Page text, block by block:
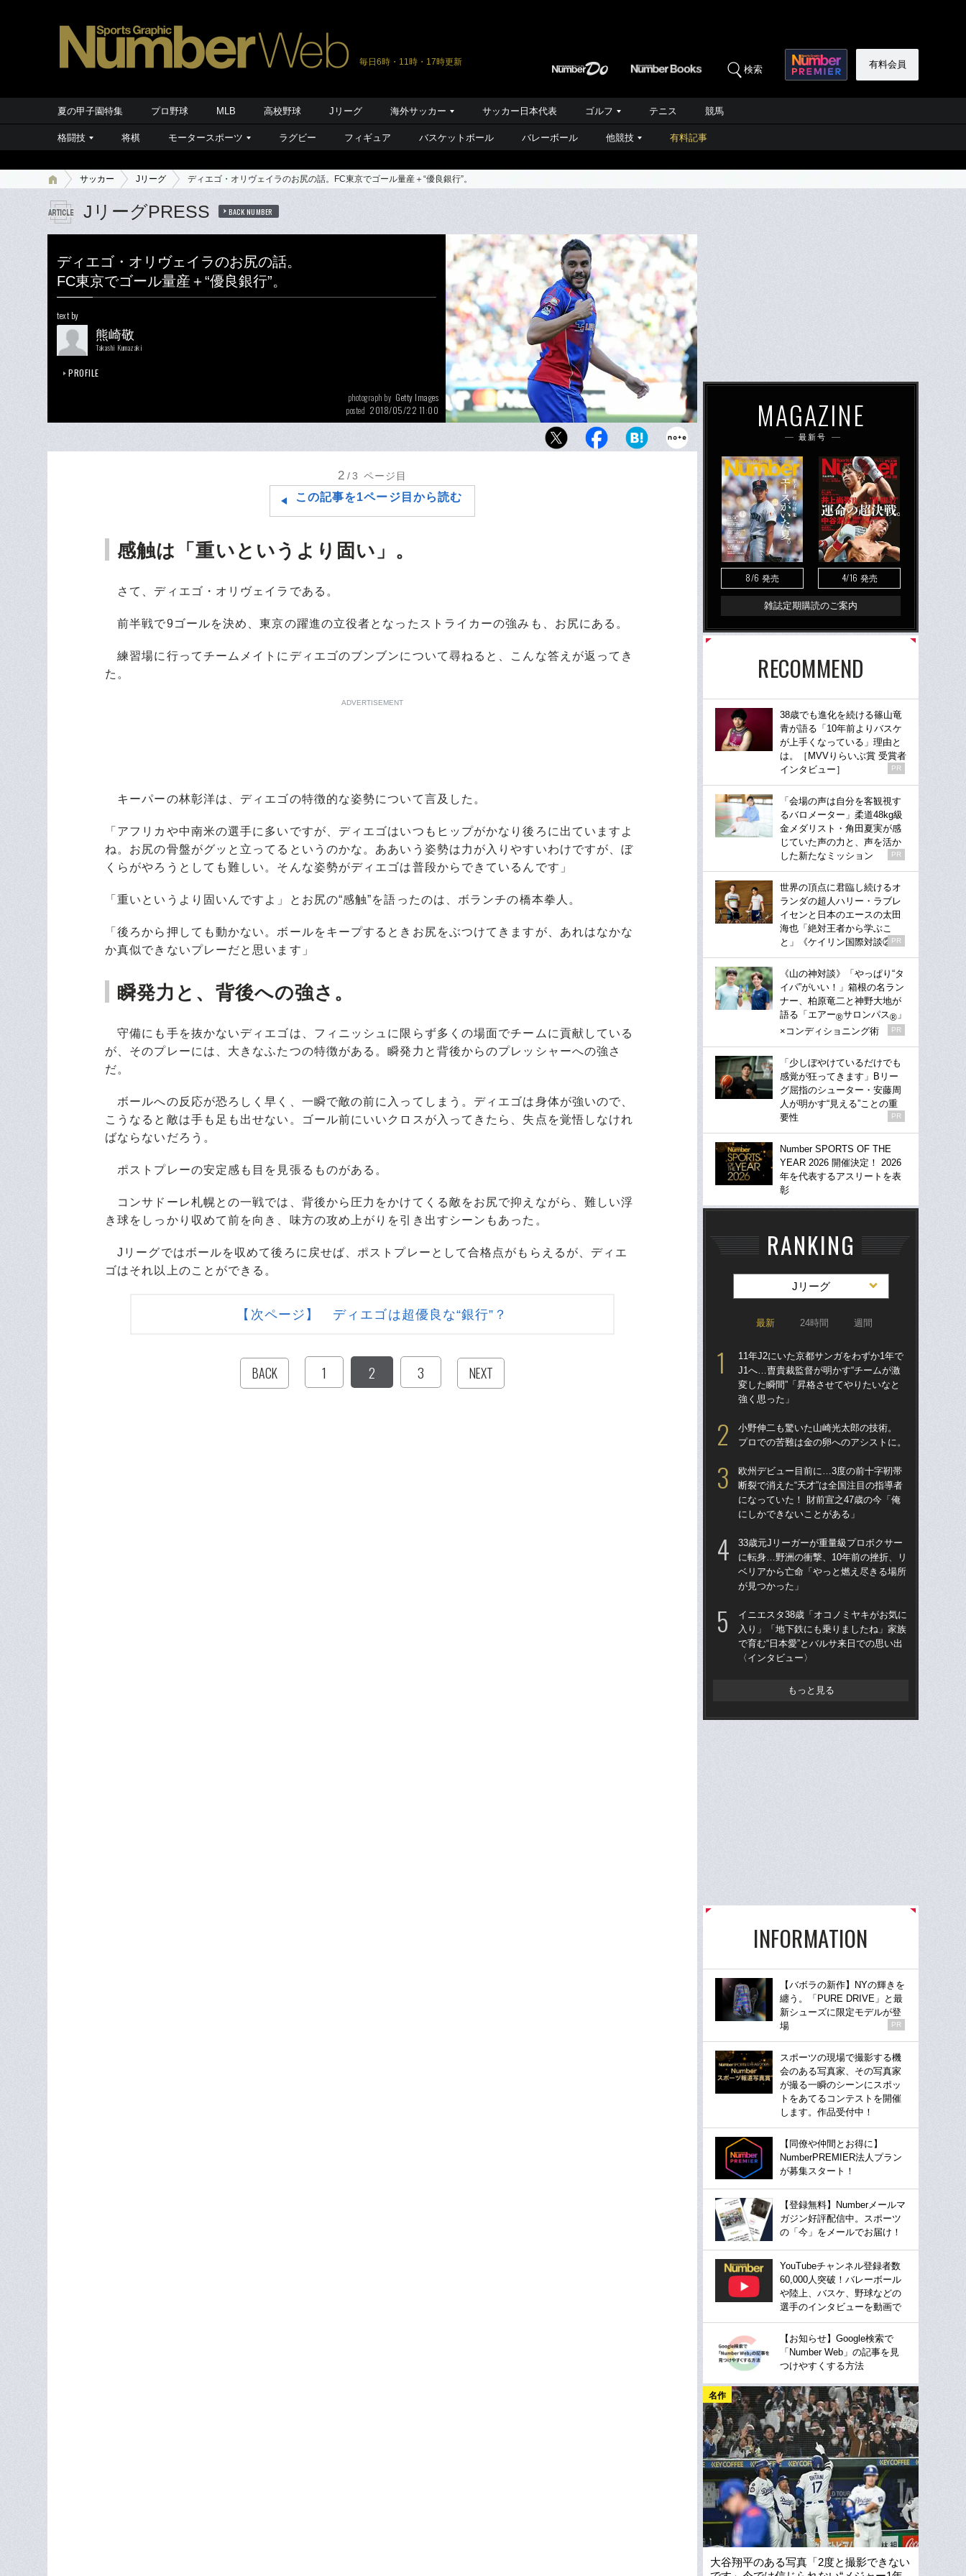
毎日6時・11時・17時更新
検索 有料会員
夏の甲子園特集 プロ野球 MLB 高校野球 Jリーグ 海外サッカー サッカー日本代表 ゴルフ テニス 競馬
格闘技 将棋 モータースポーツ ラグビー フィギュア バスケットボール バレーボール 他競技 有料記事
サッカー Jリーグ ディエゴ・オリヴェイラのお尻の話。FC東京でゴール量産＋“優良銀行”。
JリーグPRESS BACK NUMBER
ディエゴ・オリヴェイラのお尻の話。
FC東京でゴール量産＋“優良銀行”。
text by
熊崎敬
Takashi Kumazaki
PROFILE
photograph by Getty Images
posted 2018/05/22 11:00
ブラジルと言えば技術、そしてお尻。ディエゴの力強いプ
2 /3 ページ目
この記事を1ページ目から読む
感触は「重いというより固い」。
さて、ディエゴ・オリヴェイラである。
前半戦で9ゴールを決め、東京の躍進の立役者となったストライカーの強みも、お尻にある。
練習場に行ってチームメイトにディエゴのブンブンについて尋ねると、こんな答えが返ってき
た。
ADVERTISEMENT
キーパーの林彰洋は、ディエゴの特徴的な姿勢について言及した。
「アフリカや中南米の選手に多いですが、ディエゴはいつもヒップがかなり後ろに出ていますよ
ね。お尻の骨盤がグッと立ってるというのかな。ああいう姿勢は力が入りやすいわけですが、ぼ
くらがやろうとしても難しい。そんな姿勢がディエゴは普段からできているんです」
「重いというより固いんですよ」とお尻の“感触”を語ったのは、ボランチの橋本拳人。
「後ろから押しても動かない。ボールをキープするときお尻をぶつけてきますが、あれはなかな
か真似できないプレーだと思います」
瞬発力と、背後への強さ。
守備にも手を抜かないディエゴは、フィニッシュに限らず多くの場面でチームに貢献している
が、そのプレーには、大きなふたつの特徴がある。瞬発力と背後からのプレッシャーへの強さ
だ。
ボールへの反応が恐ろしく早く、一瞬で敵の前に入ってしまう。ディエゴは身体が強いので、
こうなると敵は手も足も出せない。ゴール前にいいクロスが入ってきたら、失点を覚悟しなけれ
ばならないだろう。
ポストプレーの安定感も目を見張るものがある。
コンサドーレ札幌との一戦では、背後から圧力をかけてくる敵をお尻で抑えながら、難しい浮
き球をしっかり収めて前を向き、味方の攻め上がりを引き出すシーンもあった。
Jリーグではボールを収めて後ろに戻せば、ポストプレーとして合格点がもらえるが、ディエ
ゴはそれ以上のことができる。
【次ページ】 ディエゴは超優良な“銀行”？
BACK 1 2 3 NEXT
MAGAZINE
最新号
8/6 発売 4/16 発売
雑誌定期購読のご案内
RECOMMEND
38歳でも進化を続ける篠山竜
青が語る「10年前よりバスケ
が上手くなっている」理由と
は。［MVVりらいぶ賞 受賞者
インタビュー］
PR
「会場の声は自分を客観視す
るバロメーター」柔道48kg級
金メダリスト・角田夏実が感
じていた声の力と、声を活か
した新たなミッション
PR
世界の頂点に君臨し続けるオ
ランダの超人ハリー・ラブレ
イセンと日本のエースの太田
海也「絶対王者から学ぶこ
と」《ケイリン国際対談②》
PR
《山の神対談》「やっぱり“タ
イパ”がいい！」箱根の名ラン
ナー、柏原竜二と神野大地が
語る「エアー®サロンパス® 」
×コンディショニング術
PR
「少しぼやけているだけでも
感覚が狂ってきます」Bリー
グ屈指のシューター・安藤周
人が明かす“見える”ことの重
要性
PR
Number SPORTS OF THE
YEAR 2026 開催決定！ 2026
年を代表するアスリートを表
彰
RANKING
Jリーグ
最新 24時間 週間
11年J2にいた京都サンガをわずか1年で
J1へ…曺貴裁監督が明かす“チームが激
変した瞬間”「昇格させてやりたいなと
強く思った」
小野伸二も驚いた山崎光太郎の技術。
プロでの苦難は金の卵へのアシストに。
欧州デビュー目前に…3度の前十字靭帯
断裂で消えた“天才”は全国注目の指導者
になっていた！ 財前宣之47歳の今「俺
にしかできないことがある」
33歳元Jリーガーが重量級プロボクサー
に転身…野洲の衝撃、10年前の挫折、リ
ベリアから亡命「やっと燃え尽きる場所
が見つかった」
イニエスタ38歳「オコノミヤキがお気に
入り」「地下鉄にも乗りましたね」家族
で育む“日本愛”とバルサ来日での思い出
〈インタビュー〉
もっと見る
INFORMATION
【バボラの新作】NYの輝きを
纏う。「PURE DRIVE」と最
新シューズに限定モデルが登
場
PR
スポーツの現場で撮影する機
会のある写真家、その写真家
が撮る一瞬のシーンにスポッ
トをあてるコンテストを開催
します。作品受付中！
【同僚や仲間とお得に】
NumberPREMIER法人プラン
が募集スタート！
【登録無料】Numberメールマ
ガジン好評配信中。スポーツ
の「今」をメールでお届け！
YouTubeチャンネル登録者数
60,000人突破！バレーボール
や陸上、バスケ、野球などの
選手のインタビューを動画で
【お知らせ】Google検索で
「Number Web」の記事を見
つけやすくする方法
名作
大谷翔平のある写真「2度と撮影できない